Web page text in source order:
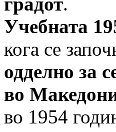
Учебната
кога се
одделно за
во
во 1954